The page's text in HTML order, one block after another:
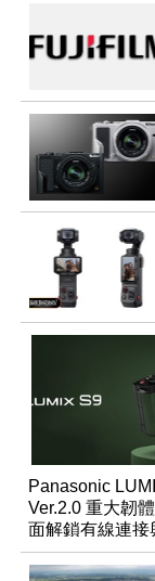
Panasonic
Ver.2.0 重大韌
面解鎖有線連接
調編輯